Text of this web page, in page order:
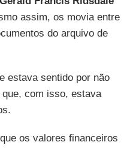
assim, os movia entre
do arquivo de
estava sentido por não
com isso, estava
os valores financeiros